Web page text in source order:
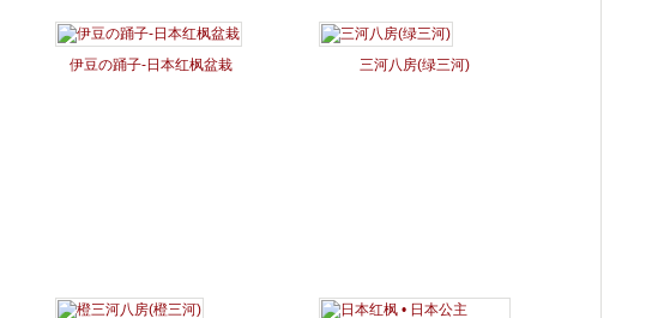
伊豆の踊子-日本红枫盆栽 三河八房(绿三河)